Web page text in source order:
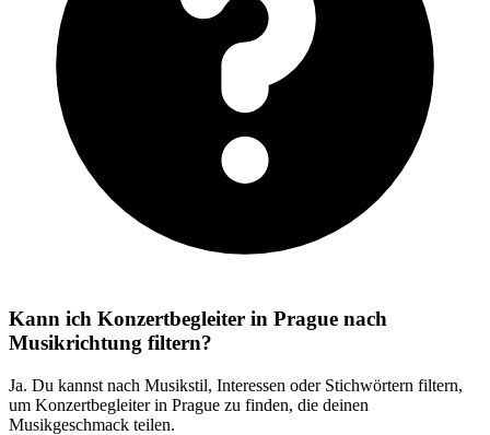
Kann ich Konzertbegleiter in Prague nach
Musikrichtung filtern?
Ja. Du kannst nach Musikstil, Interessen oder Stichwörtern filtern,
um Konzertbegleiter in Prague zu finden, die deinen
Musikgeschmack teilen.